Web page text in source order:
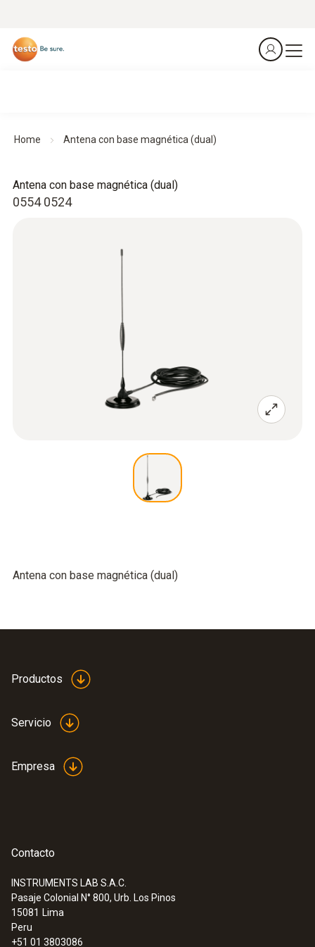
Home Antena con base magnética (dual)
0554 0524
Antena con base magnética (dual)
Antena con base magnética (dual)
Productos
Servicio
Empresa
Contacto
INSTRUMENTS LAB S.A.C.
Pasaje Colonial N° 800, Urb. Los Pinos
15081 Lima
Peru
+51 01 3803086